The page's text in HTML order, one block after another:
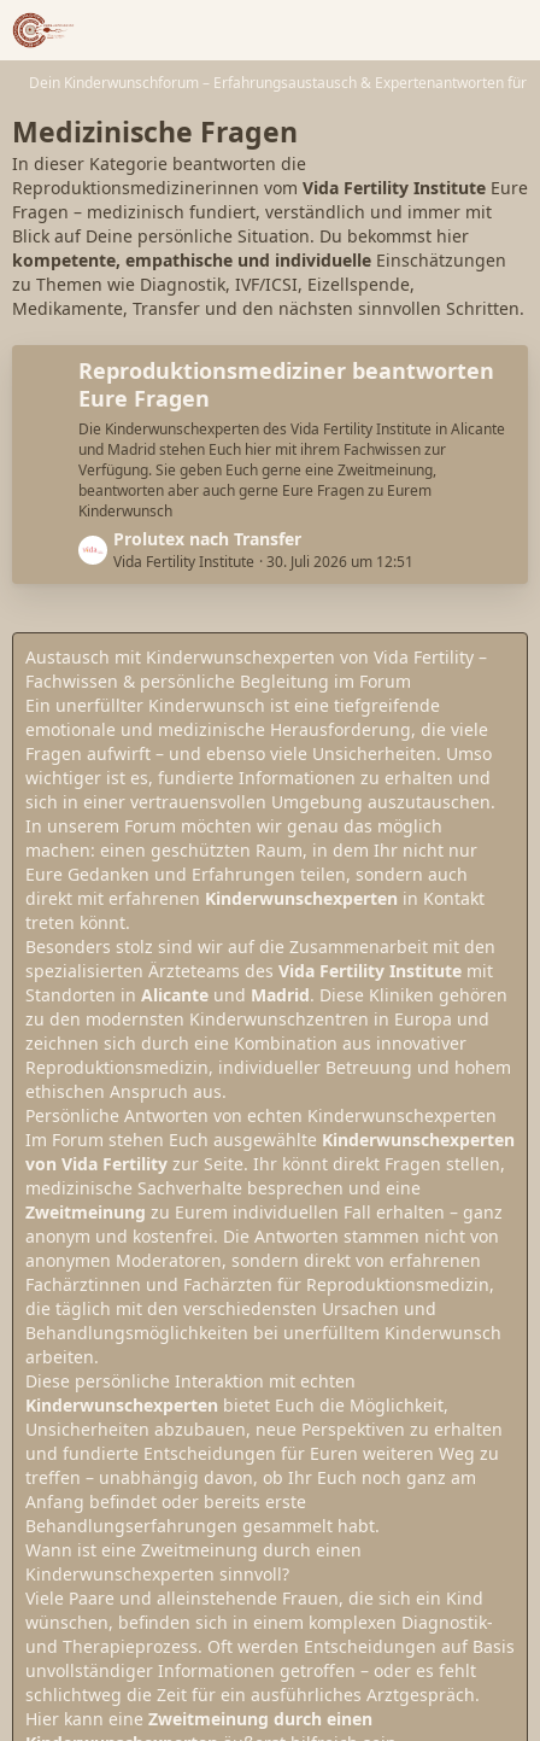
Dein Kinderwunschforum – Erfahrungsaustausch & Expertenantworten für
Medizinische Fragen
In dieser Kategorie beantworten die
Reproduktionsmedizinerinnen vom Vida Fertility Institute Eure
Fragen – medizinisch fundiert, verständlich und immer mit
Blick auf Deine persönliche Situation. Du bekommst hier
kompetente, empathische und individuelle Einschätzungen
zu Themen wie Diagnostik, IVF/ICSI, Eizellspende,
Medikamente, Transfer und den nächsten sinnvollen Schritten.
Reproduktionsmediziner beantworten
Eure Fragen
Die Kinderwunschexperten des Vida Fertility Institute in Alicante
und Madrid stehen Euch hier mit ihrem Fachwissen zur
Verfügung. Sie geben Euch gerne eine Zweitmeinung,
beantworten aber auch gerne Eure Fragen zu Eurem
Kinderwunsch
L
e
t
t
e
B
e
i
t
r
ä
g
e
Prolutex nach Transfer
Vida Fertility Institute 30. Juli 2026 um 12:51
Austausch mit Kinderwunschexperten von Vida Fertility –
Fachwissen & persönliche Begleitung im Forum
Ein unerfüllter Kinderwunsch ist eine tiefgreifende
emotionale und medizinische Herausforderung, die viele
Fragen aufwirft – und ebenso viele Unsicherheiten. Umso
wichtiger ist es, fundierte Informationen zu erhalten und
sich in einer vertrauensvollen Umgebung auszutauschen.
In unserem Forum möchten wir genau das möglich
machen: einen geschützten Raum, in dem Ihr nicht nur
Eure Gedanken und Erfahrungen teilen, sondern auch
direkt mit erfahrenen Kinderwunschexperten in Kontakt
treten könnt.
Besonders stolz sind wir auf die Zusammenarbeit mit den
spezialisierten Ärzteteams des Vida Fertility Institute mit
Standorten in Alicante und Madrid. Diese Kliniken gehören
zu den modernsten Kinderwunschzentren in Europa und
zeichnen sich durch eine Kombination aus innovativer
Reproduktionsmedizin, individueller Betreuung und hohem
ethischen Anspruch aus.
Persönliche Antworten von echten Kinderwunschexperten
Im Forum stehen Euch ausgewählte Kinderwunschexperten
von Vida Fertility zur Seite. Ihr könnt direkt Fragen stellen,
medizinische Sachverhalte besprechen und eine
Zweitmeinung zu Eurem individuellen Fall erhalten – ganz
anonym und kostenfrei. Die Antworten stammen nicht von
anonymen Moderatoren, sondern direkt von erfahrenen
Fachärztinnen und Fachärzten für Reproduktionsmedizin,
die täglich mit den verschiedensten Ursachen und
Behandlungsmöglichkeiten bei unerfülltem Kinderwunsch
arbeiten.
Diese persönliche Interaktion mit echten
Kinderwunschexperten bietet Euch die Möglichkeit,
Unsicherheiten abzubauen, neue Perspektiven zu erhalten
und fundierte Entscheidungen für Euren weiteren Weg zu
treffen – unabhängig davon, ob Ihr Euch noch ganz am
Anfang befindet oder bereits erste
Behandlungserfahrungen gesammelt habt.
Wann ist eine Zweitmeinung durch einen
Kinderwunschexperten sinnvoll?
Viele Paare und alleinstehende Frauen, die sich ein Kind
wünschen, befinden sich in einem komplexen Diagnostik-
und Therapieprozess. Oft werden Entscheidungen auf Basis
unvollständiger Informationen getroffen – oder es fehlt
schlichtweg die Zeit für ein ausführliches Arztgespräch.
Hier kann eine Zweitmeinung durch einen